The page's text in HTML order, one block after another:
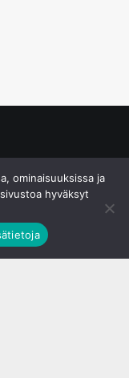
ominaisuuksissa ja
hyväksyt